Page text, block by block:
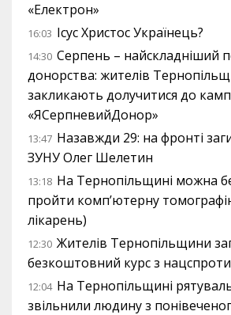
«Електрон»
16:03 Ісус Христос Українець?
14:30 Серпень – найскладніший
донорства: жителів
закликають долучитися до
«ЯСерпневийДонор»
13:47 Назавжди 29: на фронті
ЗУНУ Олег Шелетин
13:18 На Тернопільщині можна
пройти комп’ютерну
лікарень)
12:30 Жителів Тернопільщини
безкоштовний курс з
12:04 На Тернопільщині
звільнили людину з